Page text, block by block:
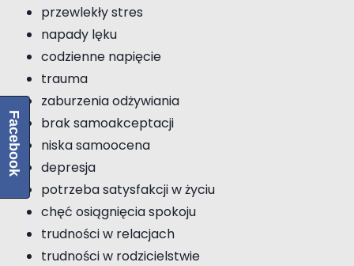
przewlekły stres
napady lęku
codzienne napięcie
trauma
zaburzenia odżywiania
brak samoakceptacji
niska samoocena
depresja
potrzeba satysfakcji w życiu
chęć osiągnięcia spokoju
trudności w relacjach
trudności w rodzicielstwie
Facebook